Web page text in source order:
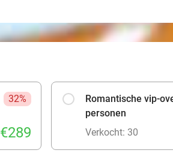
32%
€289
Romantische vip-
personen
Verkocht: 30